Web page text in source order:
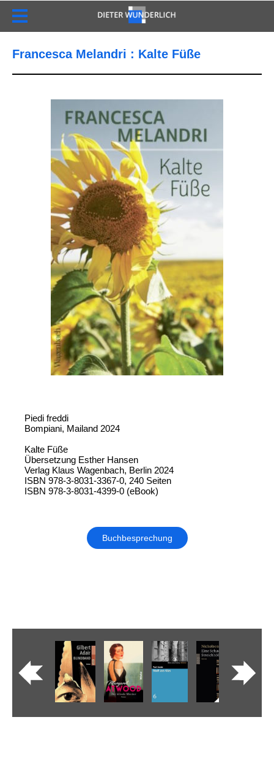
Francesca Melandri : Kalte Füße
Piedi freddi
Bompiani, Mailand 2024
Kalte Füße
Übersetzung Esther Hansen
Verlag Klaus Wagenbach, Berlin 2024
ISBN 978-3-8031-3367-0, 240 Seiten
ISBN 978-3-8031-4399-0 (eBook)
Buchbesprechung